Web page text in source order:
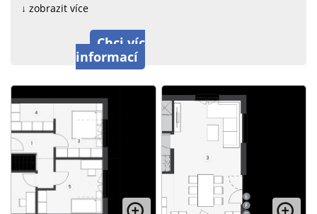
↓ zobrazit více
Chci víc
informací